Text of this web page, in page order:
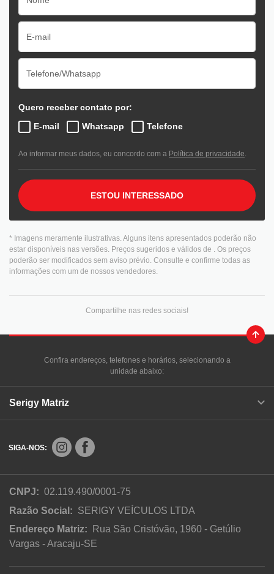
Quero receber contato por:
E-mail
Whatsapp Telefone
Ao informar meus dados, eu concordo com a Política de privacidade.
ESTOU INTERESSADO
* Imagens meramente ilustrativas. Alguns itens apresentados poderão não
estar disponíveis nas versões. Preços sugeridos e válidos de . Os preços
poderão ser modificados sem aviso prévio. Consulte e confirme todas as
informações com um de nossos vendedores.
Compartilhe nas redes sociais!
Confira endereços, telefones e horários, selecionando a
unidade abaixo:
Serigy Matriz
SIGA-NOS:
CNPJ: 02.119.490/0001-75
Razão Social: SERIGY VEÍCULOS LTDA
Endereço Matriz:
Rua São Cristóvão, 1960 - Getúlio
Vargas - Aracaju-SE